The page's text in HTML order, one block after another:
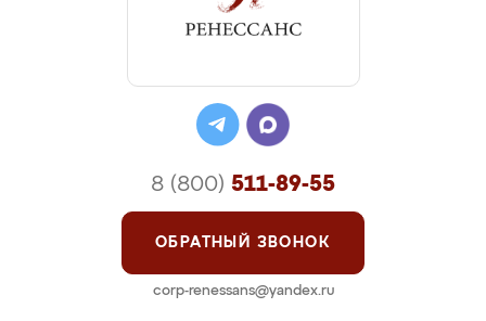
8 (800) 511-89-55
ОБРАТНЫЙ ЗВОНОК
corp-renessans@yandex.ru